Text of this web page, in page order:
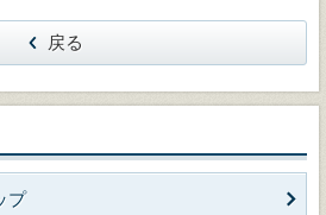
戻る
プ